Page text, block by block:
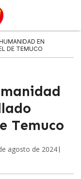
EN
DE TEMUCO
Temuco
agosto de 2024